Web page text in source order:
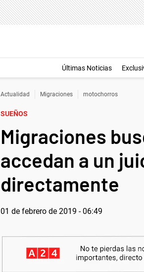
Últimas Noticias
Actualidad Migraciones motochorros
SUEÑOS
Migraciones
accedan a un
directamente
01 de febrero de 2019 - 06:49